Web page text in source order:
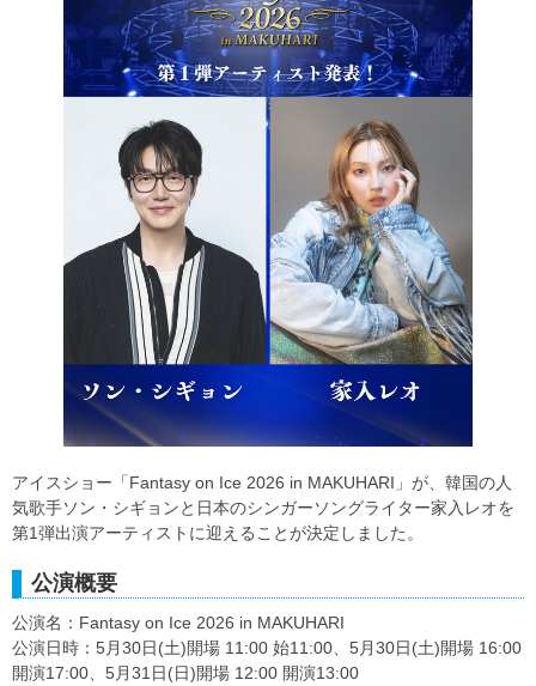
アイスショー「Fantasy on Ice 2026 in MAKUHARI」が、韓国の人
気歌手ソン・シギョンと日本のシンガーソングライター家入レオを
第1弾出演アーティストに迎えることが決定しました。
公演概要
公演名：Fantasy on Ice 2026 in MAKUHARI
公演日時：5月30日(土)開場 11:00 始11:00、5月30日(土)開場 16:00
開演17:00、5月31日(日)開場 12:00 開演13:00